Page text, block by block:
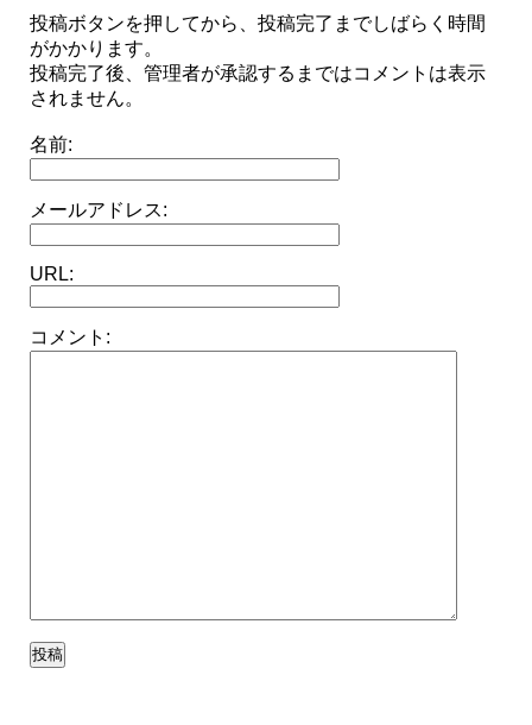
投稿ボタンを押してから、投稿完了までしばらく時間
がかかります。
投稿完了後、管理者が承認するまではコメントは表示
されません。
名前:
メールアドレス:
URL:
コメント: